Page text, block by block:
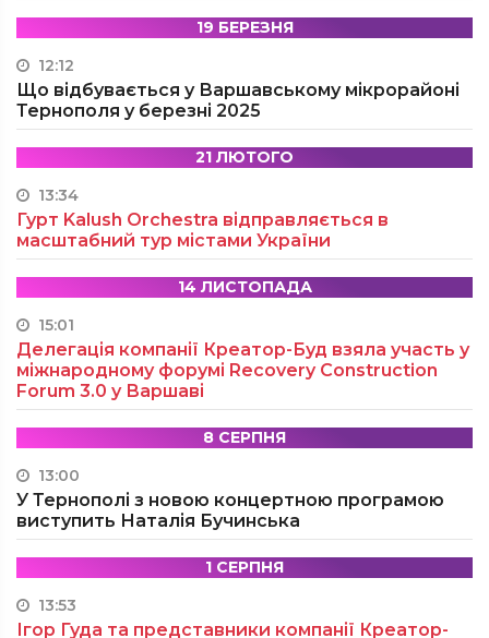
19 БЕРЕЗНЯ
12:12
Що відбувається у Варшавському мікрорайоні
Тернополя у березні 2025
21 ЛЮТОГО
13:34
Гурт Kalush Orchestra відправляється в
масштабний тур містами України
14 ЛИСТОПАДА
15:01
Делегація компанії Креатор-Буд взяла участь у
міжнародному форумі Recovery Construction
Forum 3.0 у Варшаві
8 СЕРПНЯ
13:00
У Тернополі з новою концертною програмою
виступить Наталія Бучинська
1 СЕРПНЯ
13:53
Ігор Гуда та представники компанії Креатор-